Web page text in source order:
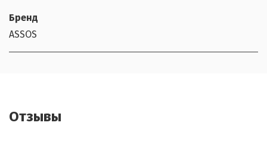
Бренд
ASSOS
Отзывы